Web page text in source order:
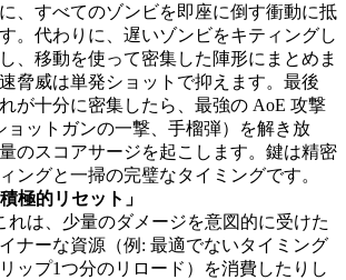
、すべてのゾンビを即座に倒す衝動に抵
。代わりに、遅いゾンビをキティングし
、移動を使って密集した陣形にまとめま
脅威は単発ショットで抑えます。最後
が十分に密集したら、最強の AoE 攻撃
ョットガンの一撃、手榴弾）を解き放
のスコアサージを起こします。鍵は精密
ングと一掃の完璧なタイミングです。
極的リセット」
れは、少量のダメージを意図的に受けた
ナーな資源（例: 最適でないタイミング
ップ1つ分のリロード）を消費したりし